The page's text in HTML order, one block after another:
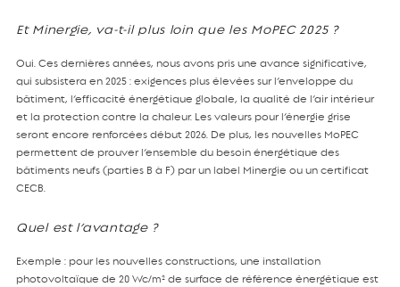
Et Minergie, va-t-il plus loin que les MoPEC 2025 ?
Oui. Ces dernières années, nous avons pris une avance significative,
qui subsistera en 2025 : exigences plus élevées sur l’enveloppe du
bâtiment, l’efficacité énergétique globale, la qualité de l’air intérieur
et la protection contre la chaleur. Les valeurs pour l’énergie grise
seront encore renforcées début 2026. De plus, les nouvelles MoPEC
permettent de prouver l’ensemble du besoin énergétique des
bâtiments neufs (parties B à F) par un label Minergie ou un certificat
CECB.
Quel est l’avantage ?
Exemple : pour les nouvelles constructions, une installation
photovoltaïque de 20 Wc/m² de surface de référence énergétique est